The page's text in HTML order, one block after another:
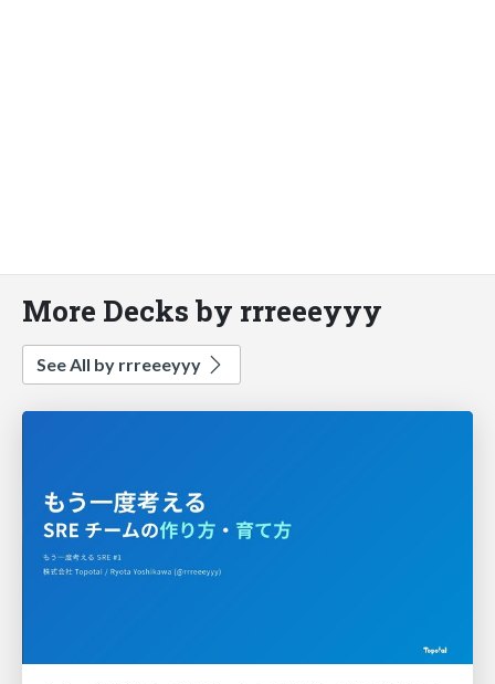
More Decks by rrreeeyyy
See All by rrreeeyyy